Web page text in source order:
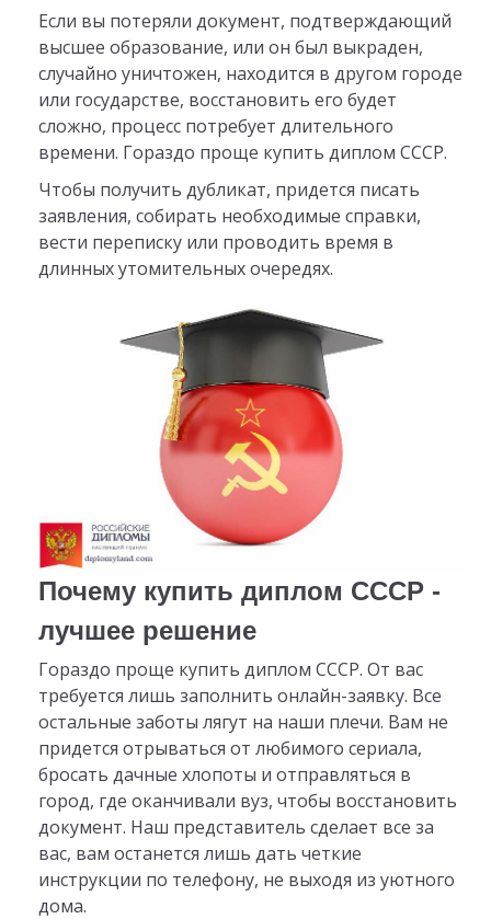
Если вы потеряли документ, подтверждающий
высшее образование, или он был выкраден,
случайно уничтожен, находится в другом городе
или государстве, восстановить его будет
сложно, процесс потребует длительного
времени. Гораздо проще купить диплом СССР.
Чтобы получить дубликат, придется писать
заявления, собирать необходимые справки,
вести переписку или проводить время в
длинных утомительных очередях.
Почему купить диплом СССР -
лучшее решение
Гораздо проще купить диплом СССР. От вас
требуется лишь заполнить онлайн-заявку. Все
остальные заботы лягут на наши плечи. Вам не
придется отрываться от любимого сериала,
бросать дачные хлопоты и отправляться в
город, где оканчивали вуз, чтобы восстановить
документ. Наш представитель сделает все за
вас, вам останется лишь дать четкие
инструкции по телефону, не выходя из уютного
дома.